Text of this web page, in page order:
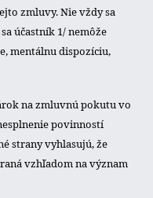
zmluvy. Nie vždy sa
účastník 1/ nemôže
mentálnu dispozíciu,
na zmluvnú pokutu vo
povinností
strany vyhlasujú, že
vzhľadom na význam